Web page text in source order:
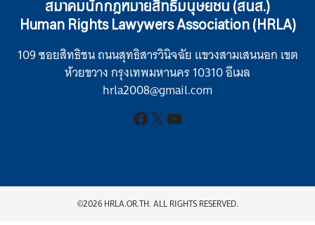
สมาคมนักกฎหมายสิทธิมนุษยชน (สนส.)
Human Rights Lawywers Association (HRLA)
109 ซอยสิทธิชน ถนนสุทธิสารวินิจฉัย แขวงสามเสนนอก เขต
ห้วยขวาง กรุงเทพมหานคร 10310 อีเมล
hrla2008@gmail.com
Facebook
X YouTube
©2026 HRLA.OR.TH. ALL RIGHTS RESERVED.